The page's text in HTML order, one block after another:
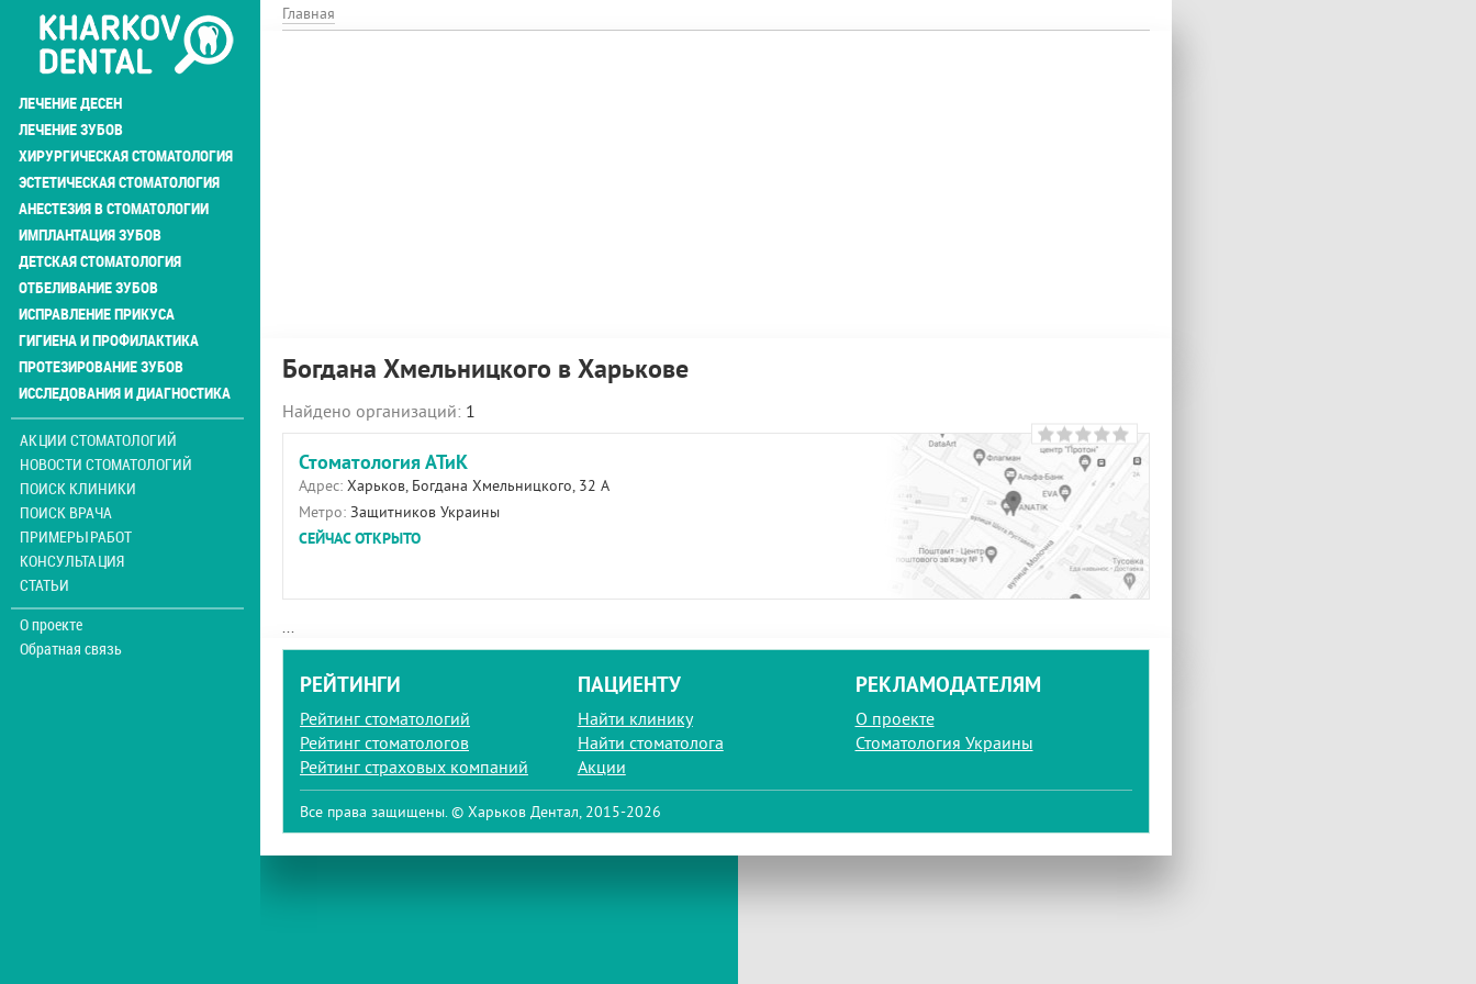
Перейти
основному
содержанию
ЛЕЧЕНИЕ ДЕСЕН
ЛЕЧЕНИЕ ЗУБОВ
ХИРУРГИЧЕСКАЯ СТОМАТОЛОГИЯ
ЭСТЕТИЧЕСКАЯ СТОМАТОЛОГИЯ
АНЕСТЕЗИЯ В СТОМАТОЛОГИИ
ИМПЛАНТАЦИЯ ЗУБОВ
ДЕТСКАЯ СТОМАТОЛОГИЯ
ОТБЕЛИВАНИЕ ЗУБОВ
ИСПРАВЛЕНИЕ ПРИКУСА
ГИГИЕНА И ПРОФИЛАКТИКА
ПРОТЕЗИРОВАНИЕ ЗУБОВ
ИССЛЕДОВАНИЯ И ДИАГНОСТИКА
АКЦИИ СТОМАТОЛОГИЙ
НОВОСТИ СТОМАТОЛОГИЙ
ПОИСК КЛИНИКИ
ПОИСК ВРАЧА
ПРИМЕРЫ РАБОТ
КОНСУЛЬТАЦИЯ
СТАТЬИ
О проекте
Обратная связь
Главная
Богдана Хмельницкого в Харькове
Найдено организаций: 1
Стоматология АТиК
Адрес: Харьков, Богдана Хмельницкого, 32 А
Метро: Защитников Украины
СЕЙЧАС ОТКРЫТО
...
РЕЙТИНГИ
Рейтинг стоматологий
Рейтинг стоматологов
Рейтинг страховых компаний
ПАЦИЕНТУ
Найти клинику
Найти стоматолога
Акции
РЕКЛАМОДАТЕЛЯМ
О проекте
Стоматология Украины
Все права защищены. © Харьков Дентал, 2015-2026